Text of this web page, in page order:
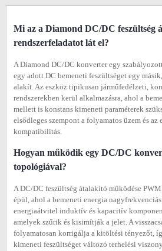
Mi az a Diamond DC/DC feszültség
rendszerfeladatot lát el?
A Diamond DC/DC konverter egy
egy adott DC bemeneti feszültséget egy
alakít. Az eszköz tipikusan járműfedélzeti,
rendszerekben kerül alkalmazásra, ahol a
mellett is konstans kimeneti paraméterek
elsődleges szempont a folyamatos üzem és az
kompatibilitás.
Hogyan működik egy DC/DC
topológiával?
A DC/DC feszültség átalakító működése
épül, ahol a bemeneti energia
energiaátvitel induktív és kapacitív
amelyek szűrik és kisimítják a jelet. A
folyamatosan korrigálja a kitöltési tényezőt,
kimeneti feszültséget változó terhelési